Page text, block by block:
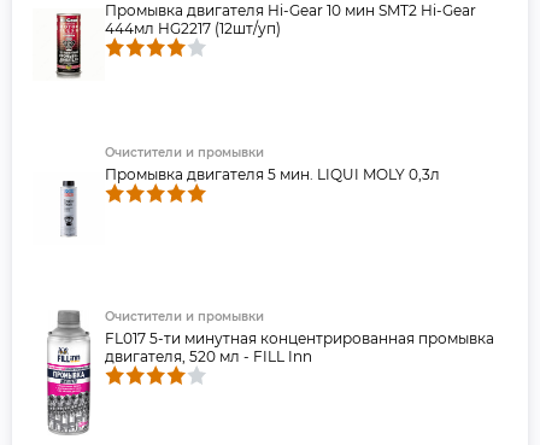
Промывка двигателя Hi-Gear 10 мин SMT2 Hi-Gear
444мл HG2217 (12шт/уп)
Очистители и промывки
Промывка двигателя 5 мин. LIQUI MOLY 0,3л
Очистители и промывки
FL017 5-ти минутная концентрированная промывка
двигателя, 520 мл - FILL Inn